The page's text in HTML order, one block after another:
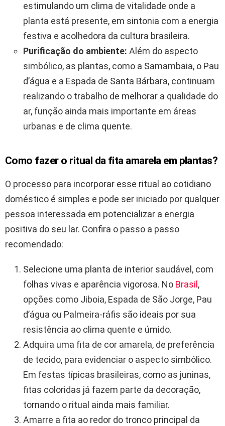
estimulando um clima de vitalidade onde a
planta está presente, em sintonia com a energia
festiva e acolhedora da cultura brasileira.
Purificação do ambiente: Além do aspecto
simbólico, as plantas, como a Samambaia, o Pau
d’água e a Espada de Santa Bárbara, continuam
realizando o trabalho de melhorar a qualidade do
ar, função ainda mais importante em áreas
urbanas e de clima quente.
Como fazer o ritual da fita amarela em plantas?
O processo para incorporar esse ritual ao cotidiano
doméstico é simples e pode ser iniciado por qualquer
pessoa interessada em potencializar a energia
positiva do seu lar. Confira o passo a passo
recomendado:
Selecione uma planta de interior saudável, com
folhas vivas e aparência vigorosa. No Brasil ,
opções como Jiboia, Espada de São Jorge, Pau
d’água ou Palmeira-ráfis são ideais por sua
resistência ao clima quente e úmido.
Adquira uma fita de cor amarela, de preferência
de tecido, para evidenciar o aspecto simbólico.
Em festas típicas brasileiras, como as juninas,
fitas coloridas já fazem parte da decoração,
tornando o ritual ainda mais familiar.
Amarre a fita ao redor do tronco principal da